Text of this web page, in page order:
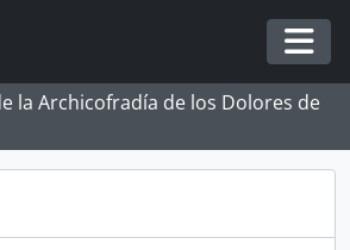
la Archicofradía de los Dolores de